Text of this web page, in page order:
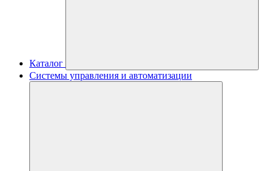
Каталог
Системы управления и автоматизации